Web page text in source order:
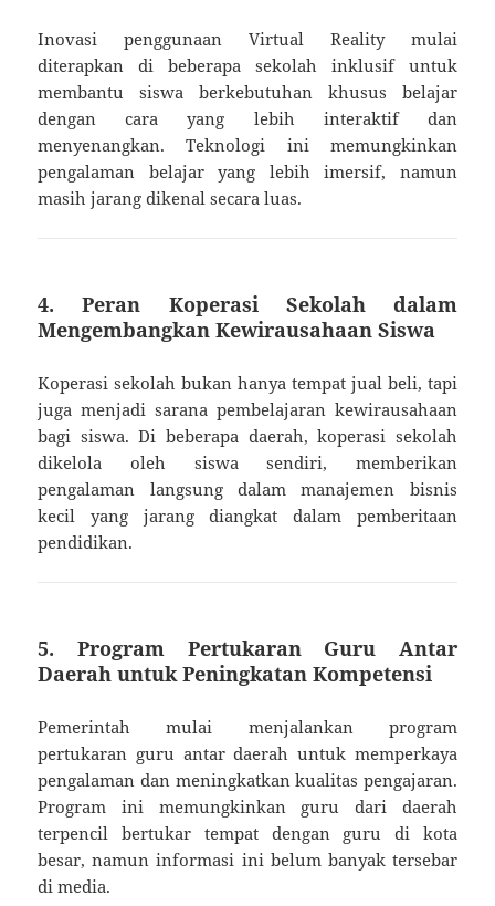
Inovasi penggunaan Virtual Reality mulai
diterapkan di beberapa sekolah inklusif untuk
membantu siswa berkebutuhan khusus belajar
dengan cara yang lebih interaktif dan
menyenangkan. Teknologi ini memungkinkan
pengalaman belajar yang lebih imersif, namun
masih jarang dikenal secara luas.
4.Peran Koperasi Sekolah dalam
Mengembangkan Kewirausahaan Siswa
Koperasi sekolah bukan hanya tempat jual beli, tapi
juga menjadi sarana pembelajaran kewirausahaan
bagi siswa. Di beberapa daerah, koperasi sekolah
dikelola oleh siswa sendiri, memberikan
pengalaman langsung dalam manajemen bisnis
kecil yang jarang diangkat dalam pemberitaan
pendidikan.
5. Program Pertukaran Guru Antar
Daerah untuk Peningkatan Kompetensi
Pemerintah mulai menjalankan program
pertukaran guru antar daerah untuk memperkaya
pengalaman dan meningkatkan kualitas pengajaran.
Program ini memungkinkan guru dari daerah
terpencil bertukar tempat dengan guru di kota
besar, namun informasi ini belum banyak tersebar
di media.